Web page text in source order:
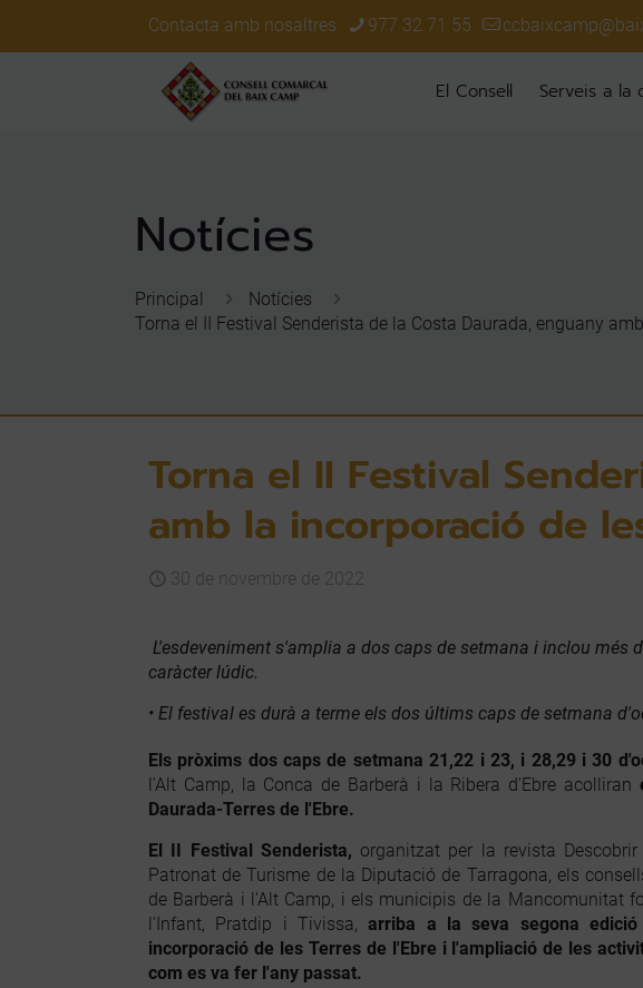
Contacta amb nosaltres 977 32 71 55
El Consell Serveis a la
Principal
Notícies
Torna el II Festival Senderista de la Costa Daurada, enguany
Torna el II Festival
amb la incorporació de
30 de novembre de 2022
L'esdeveniment s'amplia a dos caps de setmana i inclou més
caràcter lúdic.
• El festival es durà a terme els dos últims caps de setmana
Els pròxims dos caps de setmana 21,22 i 23, i 28,29 i 30
l'Alt Camp, la Conca de Barberà i la Ribera d'Ebre acolliran
Daurada-Terres de l'Ebre.
El II Festival Senderista, organitzat per la revista
Patronat de Turisme de la Diputació de Tarragona, els
de Barberà i l'Alt Camp, i els municipis de la Mancomunitat
l'Infant, Pratdip i Tivissa,arriba a la seva segona
incorporació de les Terres de l'Ebre i l'ampliació de les
com es va fer l'any passat.